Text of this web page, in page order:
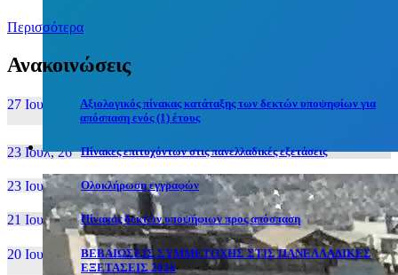
Περισσότερα
Ανακοινώσεις
27 Ιουν, 26
Αξιολογικός πίνακας κατάταξης των δεκτών υποψηφίων για
απόσπαση ενός (1) έτους
23 Ιουλ, 26 Πίνακες επιτυχόντων στις πανελλαδικές εξετάσεις
23 Ιουλ, 26 Ολοκλήρωση εγγραφών
21 Ιουλ, 26 Πίνακας δεκτών υποψήφιων προς απόσπαση
20 Ιουλ, 26
ΒΕΒΑΙΩΣΕΙΣ ΣΥΜΜΕΤΟΧΗΣ ΣΤΙΣ ΠΑΝΕΛΛΑΔΙΚΕΣ
ΕΞΕΤΑΣΕΙΣ 2026